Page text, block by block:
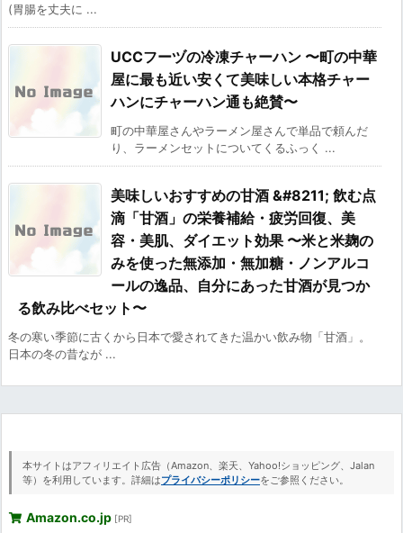
(胃腸を丈夫に ...
UCCフーヅの冷凍チャーハン 〜町の中華
屋に最も近い安くて美味しい本格チャー
ハンにチャーハン通も絶賛〜
町の中華屋さんやラーメン屋さんで単品で頼んだ
り、ラーメンセットについてくるふっく ...
美味しいおすすめの甘酒 &#8211; 飲む点
滴「甘酒」の栄養補給・疲労回復、美
容・美肌、ダイエット効果 〜米と米麹の
みを使った無添加・無加糖・ノンアルコ
ールの逸品、自分にあった甘酒が見つか
る飲み比べセット〜
冬の寒い季節に古くから日本で愛されてきた温かい飲み物「甘酒」。
日本の冬の昔なが ...
本サイトはアフィリエイト広告（Amazon、楽天、Yahoo!ショッピング、Jalan
等）を利用しています。詳細はプライバシーポリシーをご参照ください。
Amazon.co.jp [PR]